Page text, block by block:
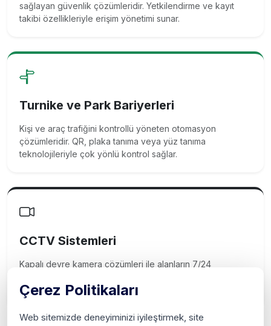
sağlayan güvenlik çözümleridir. Yetkilendirme ve kayıt
takibi özellikleriyle erişim yönetimi sunar.
Turnike ve Park Bariyerleri
Kişi ve araç trafiğini kontrollü yöneten otomasyon
çözümleridir. QR, plaka tanıma veya yüz tanıma
teknolojileriyle çok yönlü kontrol sağlar.
CCTV Sistemleri
Kapalı devre kamera çözümleri ile alanların 7/24
izleme özellikleriyle etkin güvenlik kontrolü sunar.
Çerez Politikaları
Web sitemizde deneyiminizi iyileştirmek, site